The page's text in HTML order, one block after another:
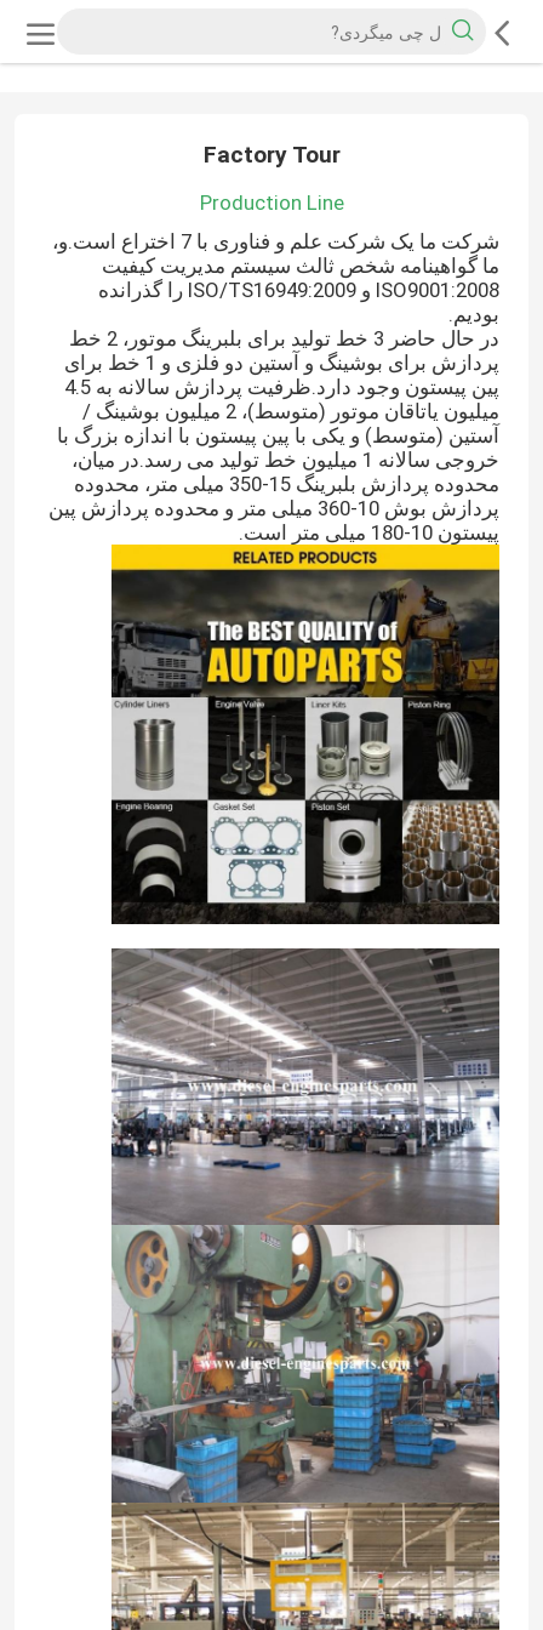
Factory Tour
Production Line
شرکت ما یک شرکت علم و فناوری با 7 اختراع است.و،
ما گواهینامه شخص ثالث سیستم مدیریت کیفیت
ISO9001:2008 و ISO/TS16949:2009 را گذرانده
بودیم.
در حال حاضر 3 خط تولید برای بلبرینگ موتور، 2 خط
پردازش برای بوشینگ و آستین دو فلزی و 1 خط برای
پین پیستون وجود دارد.ظرفیت پردازش سالانه به 4.5
میلیون یاتاقان موتور (متوسط)، 2 میلیون بوشینگ /
آستین (متوسط) و یکی با پین پیستون با اندازه بزرگ با
خروجی سالانه 1 میلیون خط تولید می رسد.در میان،
محدوده پردازش بلبرینگ 15-350 میلی متر، محدوده
پردازش بوش 10-360 میلی متر و محدوده پردازش پین
پیستون 10-180 میلی متر است.